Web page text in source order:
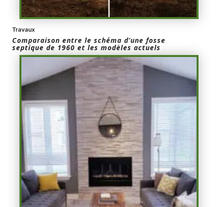
Travaux
Comparaison entre le schéma d’une fosse
septique de 1960 et les modèles actuels